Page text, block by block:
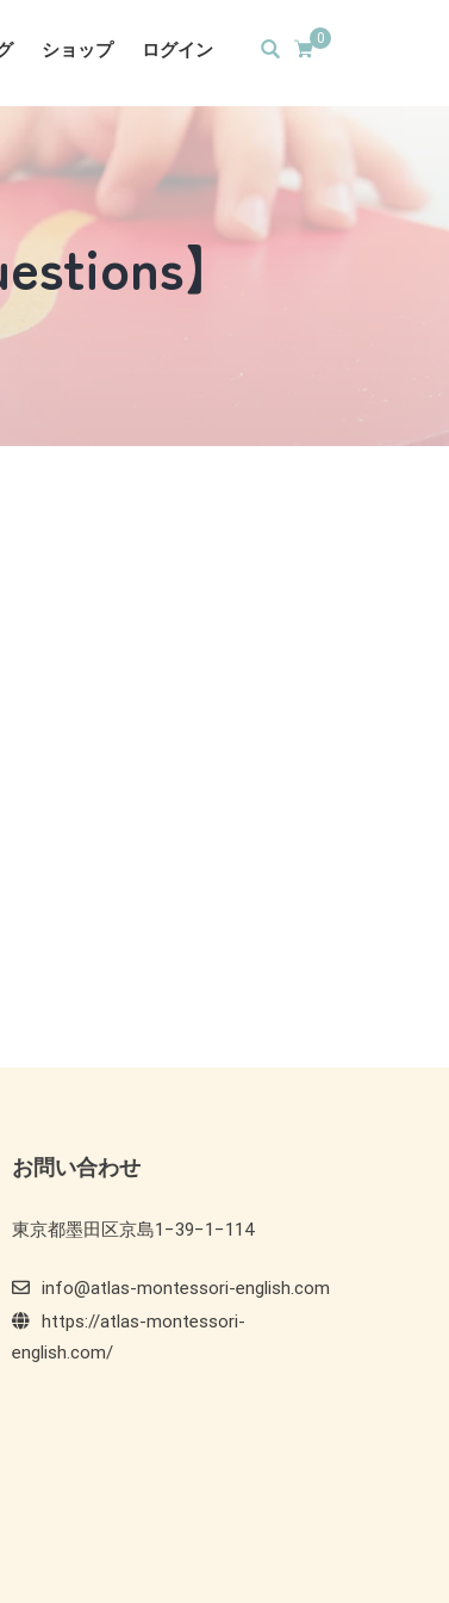
0
ショップ ログイン
】
お問い合わせ
東京都墨田区京島1−39−1−114
info@atlas-montessori-english.com
https://atlas-montessori-
english.com/